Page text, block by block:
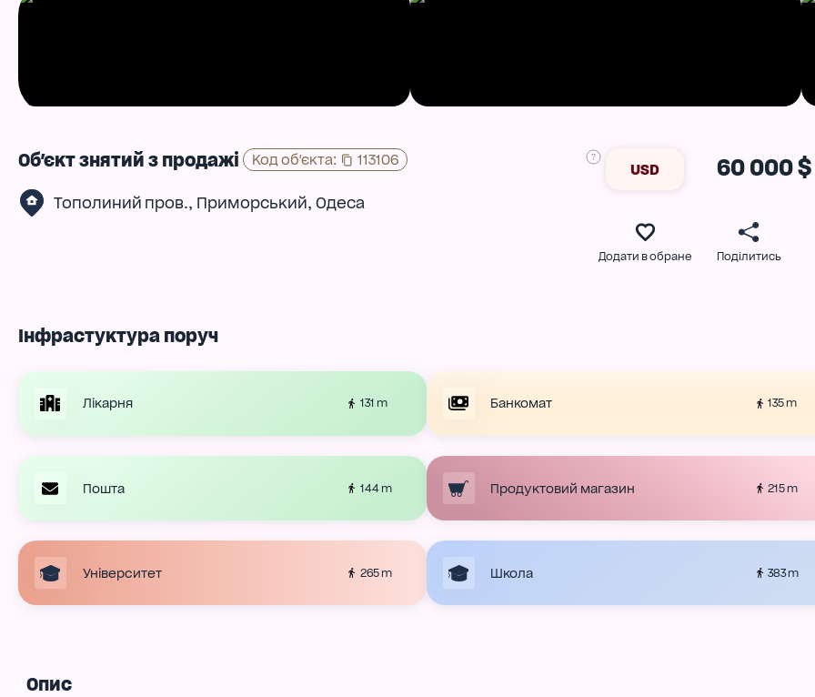
Об'єкт знятий з продажі Код об'єкта: 113106
Тополиний пров., Приморський, Одеса
USD 60 000 $
Додати в обране Поділитись
Інфрастуктура поруч
Лікарня 131 m Банкомат 135 m
Пошта 144 m Продуктовий магазин 215 m
Університет 265 m Школа 383 m
Опис